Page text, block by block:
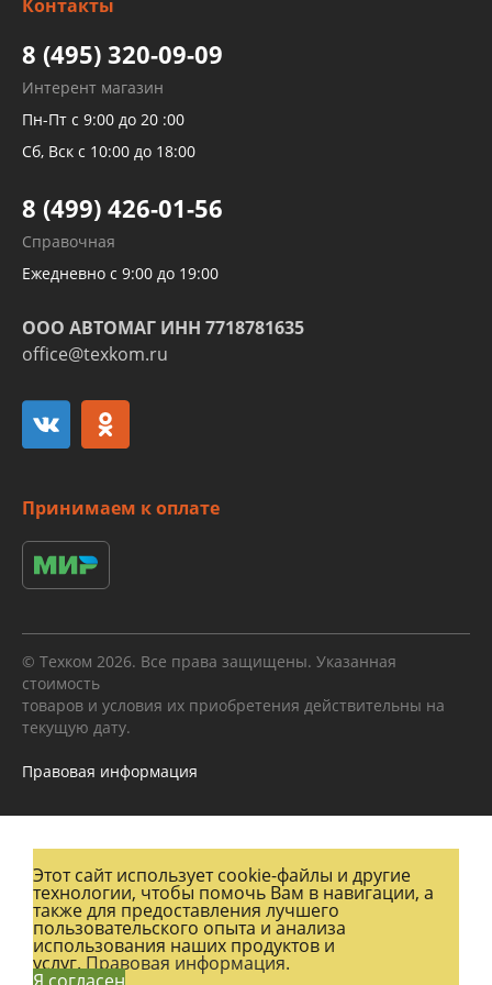
Детейлинг
высокого давления
Тормозных трубок
Рукавов гидроусилителей
Рукавов компрессоров и турбин
Трубок кондиционеров
Развертка пайка медных стальных
алюминиевых трубок и штуцеров
Контакты
8 (495) 320-09-09
Интерент магазин
Пн-Пт с 9:00 до 20 :00
Сб, Вск с 10:00 до 18:00
8 (499) 426-01-56
Справочная
Ежедневно с 9:00 до 19:00
ООО АВТОМАГ ИНН 7718781635
office@texkom.ru
Принимаем к оплате
© Техком 2026. Все права защищены. Указанная
стоимость
товаров и условия их приобретения действительны на
текущую дату.
Правовая информация
Этот сайт использует cookie-файлы и другие
технологии, чтобы помочь Вам в навигации, а
также для предоставления лучшего
пользовательского опыта и анализа
использования наших продуктов и
услуг.Правовая информация.